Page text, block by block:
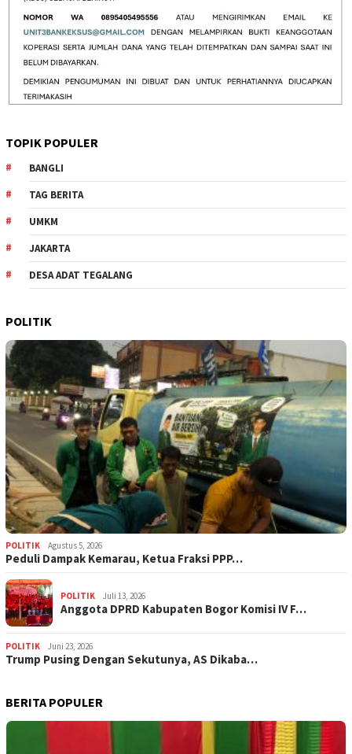
TOPIK POPULER
BANGLI
TAG BERITA
UMKM
JAKARTA
DESA ADAT TEGALANG
POLITIK
POLITIK Agustus 5, 2026
‎Peduli Dampak Kemarau, Ketua Fraksi PPP…
POLITIK Juli 13, 2026
Anggota DPRD Kabupaten Bogor Komisi IV F…
POLITIK Juni 23, 2026
Trump Pusing Dengan Sekutunya, AS Dikaba…
BERITA POPULER